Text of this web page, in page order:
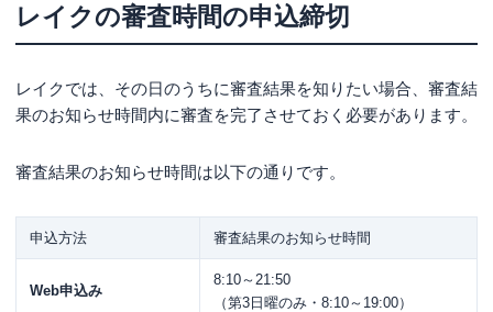
レイクの審査時間の申込締切
レイクでは、その日のうちに審査結果を知りたい場合、審査結
果のお知らせ時間内に審査を完了させておく必要があります。
審査結果のお知らせ時間は以下の通りです。
申込方法 審査結果のお知らせ時間
Web申込み
8:10～21:50
（第3日曜のみ・8:10～19:00）